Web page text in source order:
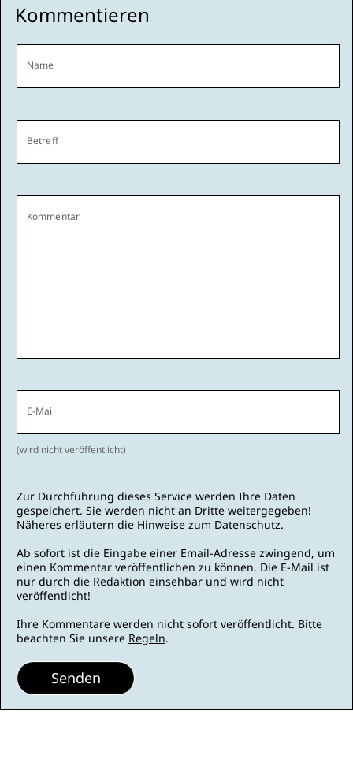
Kommentieren
Name
Betreff
Kommentar
E-Mail
(wird nicht veröffentlicht)
Zur Durchführung dieses Service werden Ihre Daten
gespeichert. Sie werden nicht an Dritte weitergegeben!
Näheres erläutern die Hinweise zum Datenschutz.
Ab sofort ist die Eingabe einer Email-Adresse zwingend, um
einen Kommentar veröffentlichen zu können. Die E-Mail ist
nur durch die Redaktion einsehbar und wird nicht
veröffentlicht!
Ihre Kommentare werden nicht sofort veröffentlicht. Bitte
beachten Sie unsere Regeln.
Senden